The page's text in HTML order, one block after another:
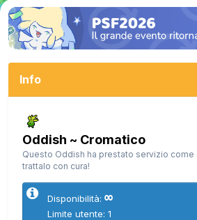
Info
Oddish ~ Cromatico
Questo Oddish ha prestato servizio
trattalo con cura!
Disponibilità: ∞
Limite utente: 1